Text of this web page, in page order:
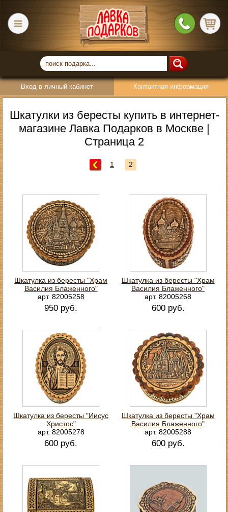
Вход в личный кабинет Контактная информация
Шкатулки из бересты купить в интернет-
магазине Лавка Подарков в Москве |
Страница 2
1 2
Шкатулка из бересты "Храм
Василия Блаженного"
арт. 82005258
950 руб.
Шкатулка из бересты "Храм
Василия Блаженного"
арт. 82005268
600 руб.
Шкатулка из бересты "Иисус
Христос"
арт. 82005278
600 руб.
Шкатулка из бересты "Храм
Василия Блаженного"
арт. 82005288
600 руб.